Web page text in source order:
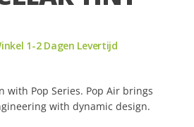
1-2 Dagen Levertijd
with Pop Series. Pop Air brings
with dynamic design.